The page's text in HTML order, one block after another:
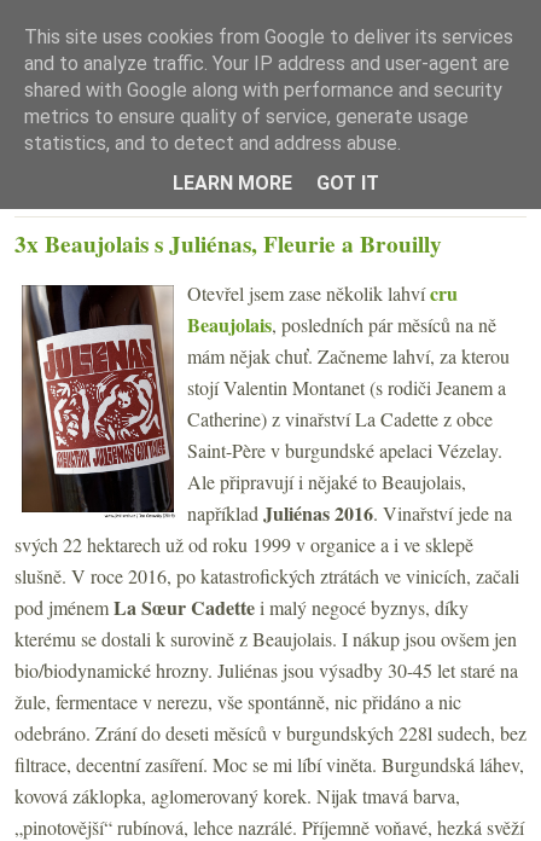
☰ Menu
3x Beaujolais s Juliénas, Fleurie a Brouilly
Otevřel jsem zase několik lahvícru
Beaujolais, posledních pár měsíců na ně
mám nějak chuť. Začneme lahví, za kterou
stojí Valentin Montanet (s rodiči Jeanem a
Catherine) z vinařství La Cadette z obce
Saint-Père v burgundské apelaci Vézelay.
Ale připravují i nějaké to Beaujolais,
například Juliénas 2016. Vinařství jede na
svých 22 hektarech už od roku 1999 v organice a i ve sklepě
slušně. V roce 2016, po katastrofických ztrátách ve vinicích, začali
pod jménemLa Sœur Cadettei malý negocé byznys, díky
kterému se dostali k surovině z Beaujolais. I nákup jsou ovšem jen
bio/biodynamické hrozny. Juliénas jsou výsadby 30-45 let staré na
žule, fermentace v nerezu, vše spontánně, nic přidáno a nic
odebráno. Zrání do deseti měsíců v burgundských 228l sudech, bez
filtrace, decentní zasíření. Moc se mi líbí viněta. Burgundská láhev,
kovová záklopka, aglomerovaný korek. Nijak tmavá barva,
„pinotovější“ rubínová, lehce nazrálé. Příjemně voňavé, hezká svěží
This site uses cookies from Google to deliver its services
and to analyze traffic. Your IP address and user-agent are
shared with Google along with performance and security
metrics to ensure quality of service, generate usage
statistics, and to detect and address abuse.
LEARN MORE
GOT IT